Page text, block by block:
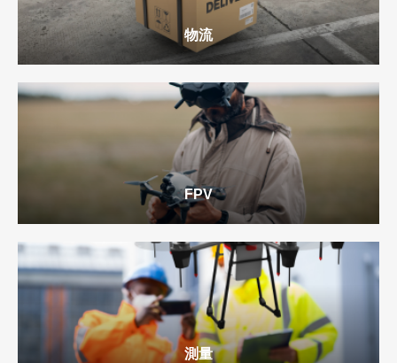
という向上心のある人に向いているのではないでしょう
か。 一つだけ難点を言えば、講習では高度１ｍ50cmで
飛行するのに、審査では3m50cmで飛ぶので、感覚（遠
近感）がつかみづらかったことです。練習コートの中で
のドローンの見え方で距離感をつかむ癖がついてしまっ
たので、別の体育館での審査では距離感がつかめずに大
変苦労しました。航路逸脱のピンチが何度もありました
が、無事に1回でパスできたのは、基本指導のおかげと
物流
FPV
測量